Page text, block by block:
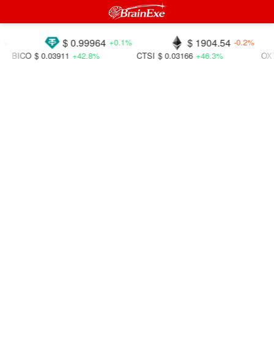
$ 1904.54 -0.2%
$ 0.99964 +0.1%
$ 0.03166 +46.3%
$ 0.03911 +42.8% $